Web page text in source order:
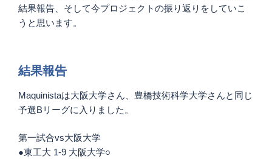
結果報告、そして今プロジェクトの振り返りをしていこ
うと思います。
結果報告
Maquinistaは大阪大学さん、豊橋技術科学大学さんと同じ
予選Bリーグに入りました。
第一試合vs大阪大学
●東工大 1-9 大阪大学○